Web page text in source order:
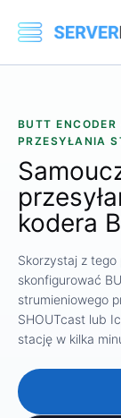
BUTT
PRZESYŁANIA
kodera
Skorzystaj z
skonfigurować
strumieniowego
SHOUTcast lub
stację w kilka